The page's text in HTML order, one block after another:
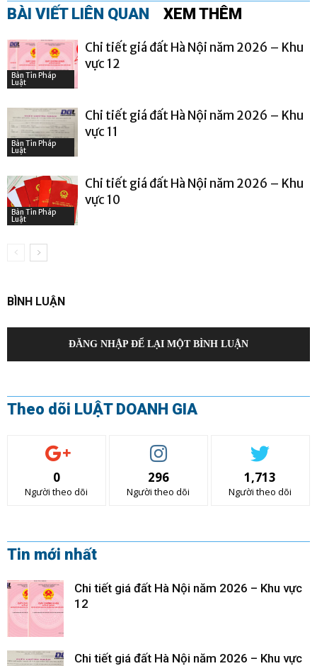
BÀI VIẾT LIÊN QUAN XEM THÊM
Bản Tin Pháp
Luật
Chi tiết giá đất Hà Nội năm 2026 – Khu
vực 12
Bản Tin Pháp
Luật
Chi tiết giá đất Hà Nội năm 2026 – Khu
vực 11
Bản Tin Pháp
Luật
Chi tiết giá đất Hà Nội năm 2026 – Khu
vực 10
BÌNH LUẬN
ĐĂNG NHẬP ĐỂ LẠI MỘT BÌNH LUẬN
Theo dõi LUẬT DOANH GIA
0
Người theo dõi
296
Người theo dõi
1,713
Người theo dõi
Tin mới nhất
Chi tiết giá đất Hà Nội năm 2026 – Khu vực
12
Chi tiết giá đất Hà Nội năm 2026 – Khu vực